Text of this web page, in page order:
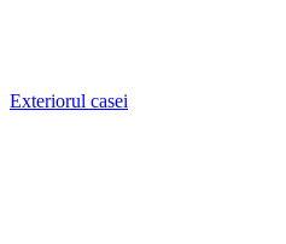
Exteriorul casei